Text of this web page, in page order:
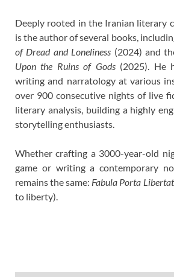
Deeply rooted in the Iranian literary
is the author of several books,
of Dread and Loneliness (2024) and
Upon the Ruins of Gods(2025). He
writing and narratology at various
over 900 consecutive nights of live
literary analysis, building a highly
storytelling enthusiasts.
Whether crafting a 3000-year-old
game or writing a contemporary
remains the same: Fabula Porta
to liberty).